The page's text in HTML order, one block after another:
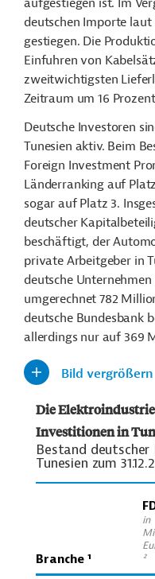
aufgestiegen ist. Im
deutschen Importe
gestiegen. Die
Einfuhren von
zweitwichtigsten
Zeitraum um 16
Deutsche Investoren
Tunesien aktiv. Beim
Foreign Investment
Länderranking auf
sogar auf Platz 3.
deutscher
beschäftigt, der
private Arbeitgeber in
deutsche
umgerechnet 782
deutsche Bundesbank
allerdings nur auf 369
Bild vergrößern
Die
Investitionen in
Bestand
Tunesien zum
Branche ¹
in
²